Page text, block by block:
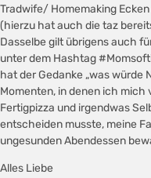
Tradwife/ Homemaking
(hierzu hat auch die taz
Dasselbe gilt übrigens auch
unter dem Hashtag
hat der Gedanke „was würde
Momenten, in denen ich
Fertigpizza und irgendwas
entscheiden musste, meine
ungesunden Abendessen
Alles Liebe